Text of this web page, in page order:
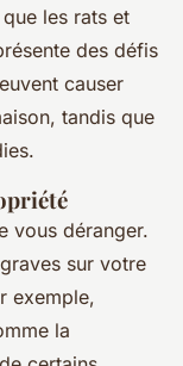
les rats et
des défis
causer
tandis que
vous déranger.
sur votre
exemple,
la